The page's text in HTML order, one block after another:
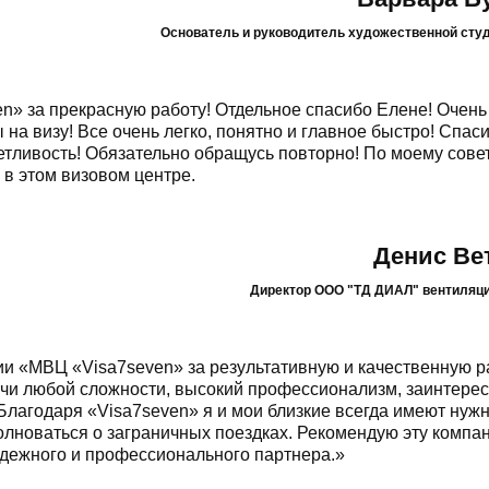
Основатель и руководитель художественной
за прекрасную работу! Отдельное спасибо Елене!
визу! Все очень легко, понятно и главное быстро!
Обязательно обращусь повторно! По моему
этом визовом центре.
Денис
Директор ООО "ТД ДИАЛ"
«Visa7seven» за результативную и качественную
любой сложности, высокий профессионализм,
«Visa7seven» я и мои близкие всегда имеют
о заграничных поездках. Рекомендую эту
и профессионального партнера.»